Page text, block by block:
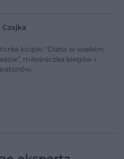
Czajka
książki "Dieta w wielkim
miłośniczka biegów i